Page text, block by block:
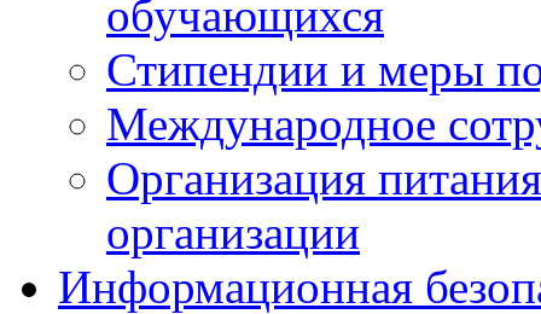
обучающихся
Стипендии и меры
Международное
Организация
организации
Информационная